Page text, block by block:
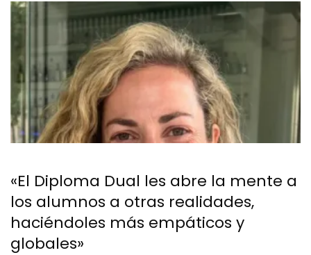
«El Diploma Dual les abre la mente a
los alumnos a otras realidades,
haciéndoles más empáticos y
globales»